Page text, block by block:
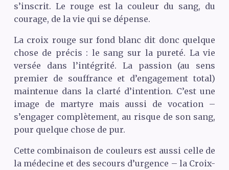
s’inscrit. Le rouge est la couleur du sang, du
courage, de la vie qui se dépense.
La croix rouge sur fond blanc dit donc quelque
chose de précis : le sang sur la pureté. La vie
versée dans l’intégrité. La passion (au sens
premier de souffrance et d’engagement total)
maintenue dans la clarté d’intention. C’est une
image de martyre mais aussi de vocation –
s’engager complètement, au risque de son sang,
pour quelque chose de pur.
Cette combinaison de couleurs est aussi celle de
la médecine et des secours d’urgence – la Croix-